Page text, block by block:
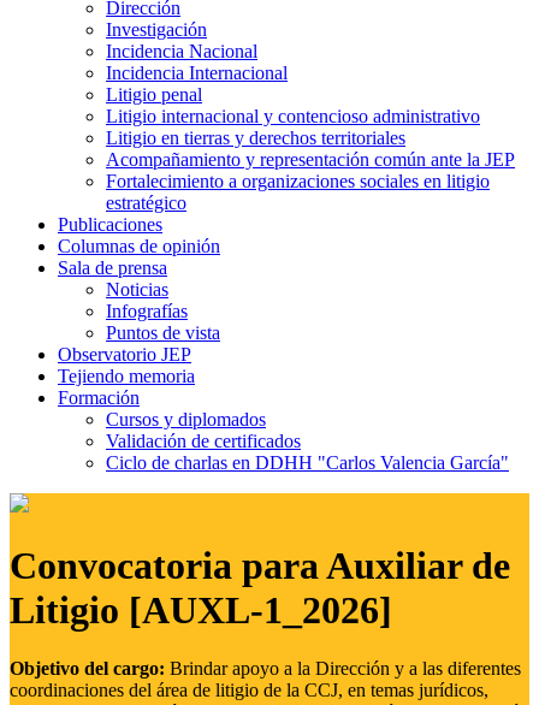
Dirección
Investigación
Incidencia Nacional
Incidencia Internacional
Litigio penal
Litigio internacional y contencioso administrativo
Litigio en tierras y derechos territoriales
Acompañamiento y representación común ante la JEP
Fortalecimiento a organizaciones sociales en litigio
estratégico
Publicaciones
Columnas de opinión
Sala de prensa
Noticias
Infografías
Puntos de vista
Observatorio JEP
Tejiendo memoria
Formación
Cursos y diplomados
Validación de certificados
Ciclo de charlas en DDHH "Carlos Valencia García"
Convocatoria para Auxiliar de
Litigio [AUXL-1_2026]
Objetivo del cargo: Brindar apoyo a la Dirección y a las diferentes
coordinaciones del área de litigio de la CCJ, en temas jurídicos,